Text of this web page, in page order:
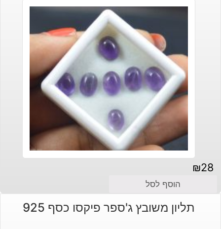
₪28
הוסף לסל
תליון משובץ ג'ספר פיקסו כסף 925